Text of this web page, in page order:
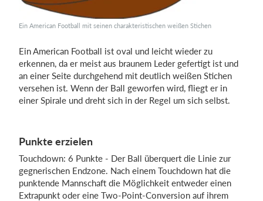
Ein American Football mit seinen charakteristischen weißen Stichen
Ein American Football ist oval und leicht wieder zu
erkennen, da er meist aus braunem Leder gefertigt ist und
an einer Seite durchgehend mit deutlich weißen Stichen
versehen ist. Wenn der Ball geworfen wird, fliegt er in
einer Spirale und dreht sich in der Regel um sich selbst.
Punkte erzielen
Touchdown: 6 Punkte - Der Ball überquert die Linie zur
gegnerischen Endzone. Nach einem Touchdown hat die
punktende Mannschaft die Möglichkeit entweder einen
Extrapunkt oder eine Two-Point-Conversion auf ihrem